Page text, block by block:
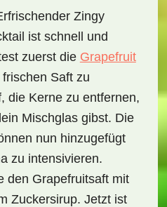
Zingy
ist schnell und
zuerst die Grapefruit
Saft zu
die Kerne zu entfernen,
Mischglas gibst. Die
nun hinzugefügt
zu intensivieren.
den Grapefruitsaft mit
Zuckersirup. Jetzt ist